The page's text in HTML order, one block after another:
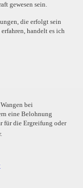
gewesen sein.
die erfolgt sein
handelt es ich
bei
eine Belohnung
für die Ergreifung oder